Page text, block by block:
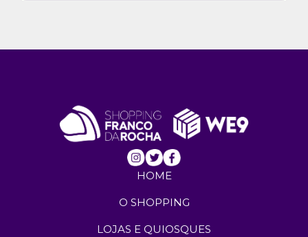
HOME
O SHOPPING
LOJAS E QUIOSQUES